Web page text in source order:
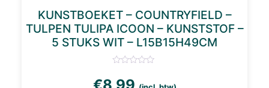
KUNSTBOEKET – COUNTRYFIELD –
TULPEN TULIPA ICOON – KUNSTSTOF –
5 STUKS WIT – L15B15H49CM